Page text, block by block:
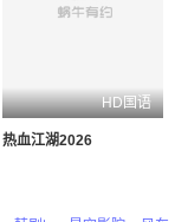
HD国语
热血江湖2026